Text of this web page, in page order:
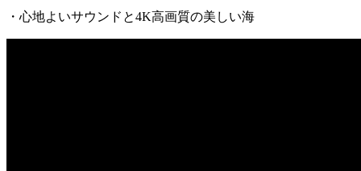
・心地よいサウンドと4K高画質の美しい海